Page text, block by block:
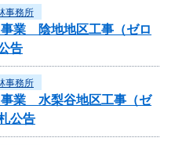
事務所
事業 陰地地区工事（ゼロ
告
事務所
事業 水梨谷地区工事（ゼ
公告